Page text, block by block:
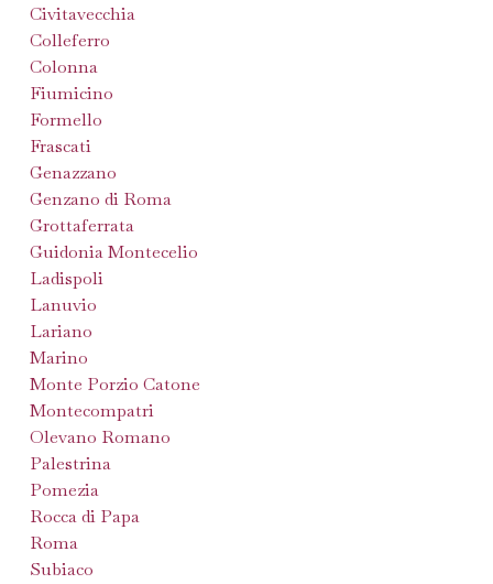
Civitavecchia
Colleferro
Colonna
Fiumicino
Formello
Frascati
Genazzano
Genzano di Roma
Grottaferrata
Guidonia Montecelio
Ladispoli
Lanuvio
Lariano
Marino
Monte Porzio Catone
Montecompatri
Olevano Romano
Palestrina
Pomezia
Rocca di Papa
Roma
Subiaco